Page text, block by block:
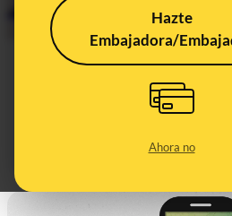
Hazte
Embajadora/
Ahora no
2024 alcanzó el
detenciones de
más de un 50% de
rechazados en la